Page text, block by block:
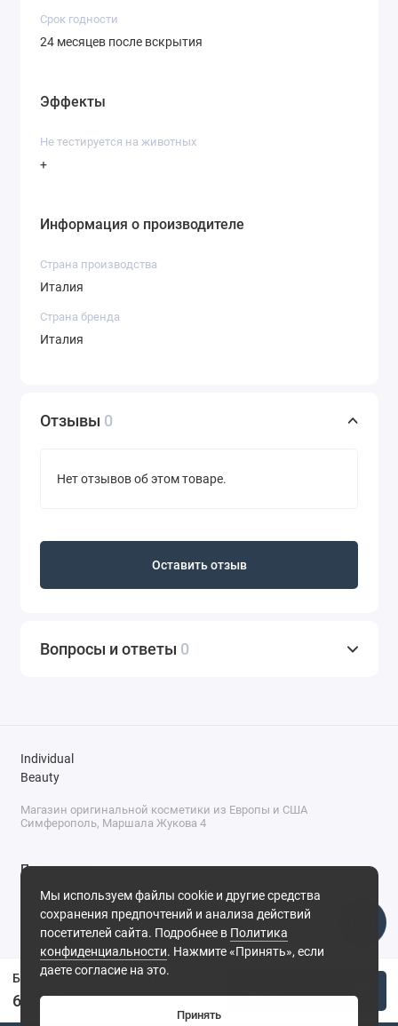
6 900 ₽
Срок годности
24 месяцев после вскрытия
Эффекты
Не тестируется на животных
+
Информация о производителе
Страна производства
Италия
Страна бренда
Италия
Отзывы 0
Нет отзывов об этом товаре.
Оставить отзыв
Вопросы и ответы 0
Мы используем файлы cookie и другие средства
сохранения предпочтений и анализа действий
посетителей сайта. Подробнее в Политика
конфиденциальности. Нажмите «Принять», если
даете согласие на это.
Принять
Individual
Beauty
Магазин оригинальной косметики из Европы и США
Симферополь, Маршала Жукова 4
Поддержка
+7 (978) 586-46-46
ПН-ПТ: 9:00 - 18:00
Суббота: 9:00 - 17:00
Воскресенье: выходной
Симферополь, ул. Маршала Жукова, 4